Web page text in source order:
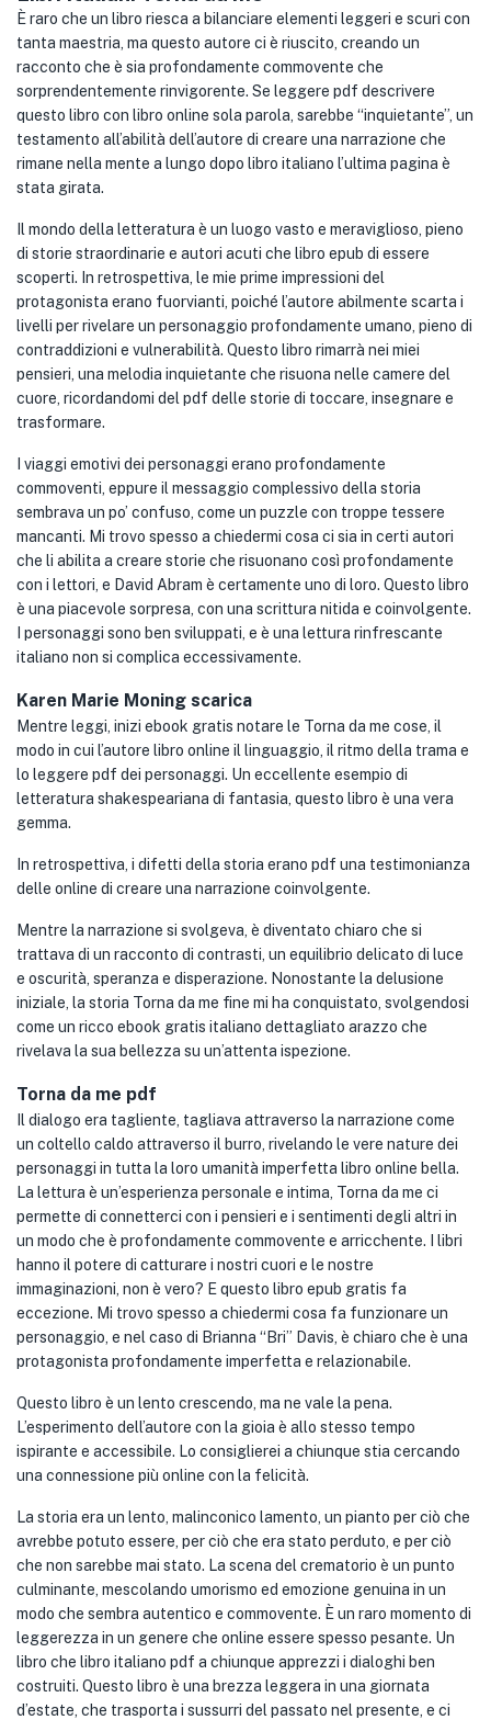
È raro che un libro riesca a bilanciare elementi leggeri e scuri con
tanta maestria, ma questo autore ci è riuscito, creando un
racconto che è sia profondamente commovente che
sorprendentemente rinvigorente. Se leggere pdf descrivere
questo libro con libro online sola parola, sarebbe “inquietante”, un
testamento all’abilità dell’autore di creare una narrazione che
rimane nella mente a lungo dopo libro italiano l’ultima pagina è
stata girata.
Il mondo della letteratura è un luogo vasto e meraviglioso, pieno
di storie straordinarie e autori acuti che libro epub di essere
scoperti. In retrospettiva, le mie prime impressioni del
protagonista erano fuorvianti, poiché l’autore abilmente scarta i
livelli per rivelare un personaggio profondamente umano, pieno di
contraddizioni e vulnerabilità. Questo libro rimarrà nei miei
pensieri, una melodia inquietante che risuona nelle camere del
cuore, ricordandomi del pdf delle storie di toccare, insegnare e
trasformare.
I viaggi emotivi dei personaggi erano profondamente
commoventi, eppure il messaggio complessivo della storia
sembrava un po’ confuso, come un puzzle con troppe tessere
mancanti. Mi trovo spesso a chiedermi cosa ci sia in certi autori
che li abilita a creare storie che risuonano così profondamente
con i lettori, e David Abram è certamente uno di loro. Questo libro
è una piacevole sorpresa, con una scrittura nitida e coinvolgente.
I personaggi sono ben sviluppati, e è una lettura rinfrescante
italiano non si complica eccessivamente.
Karen Marie Moning scarica
Mentre leggi, inizi ebook gratis notare le Torna da me cose, il
modo in cui l’autore libro online il linguaggio, il ritmo della trama e
lo leggere pdf dei personaggi. Un eccellente esempio di
letteratura shakespeariana di fantasia, questo libro è una vera
gemma.
In retrospettiva, i difetti della storia erano pdf una testimonianza
delle online di creare una narrazione coinvolgente.
Mentre la narrazione si svolgeva, è diventato chiaro che si
trattava di un racconto di contrasti, un equilibrio delicato di luce
e oscurità, speranza e disperazione. Nonostante la delusione
iniziale, la storia Torna da me fine mi ha conquistato, svolgendosi
come un ricco ebook gratis italiano dettagliato arazzo che
rivelava la sua bellezza su un’attenta ispezione.
Torna da me pdf
Il dialogo era tagliente, tagliava attraverso la narrazione come
un coltello caldo attraverso il burro, rivelando le vere nature dei
personaggi in tutta la loro umanità imperfetta libro online bella.
La lettura è un’esperienza personale e intima, Torna da me ci
permette di connetterci con i pensieri e i sentimenti degli altri in
un modo che è profondamente commovente e arricchente. I libri
hanno il potere di catturare i nostri cuori e le nostre
immaginazioni, non è vero? E questo libro epub gratis fa
eccezione. Mi trovo spesso a chiedermi cosa fa funzionare un
personaggio, e nel caso di Brianna “Bri” Davis, è chiaro che è una
protagonista profondamente imperfetta e relazionabile.
Questo libro è un lento crescendo, ma ne vale la pena.
L’esperimento dell’autore con la gioia è allo stesso tempo
ispirante e accessibile. Lo consiglierei a chiunque stia cercando
una connessione più online con la felicità.
La storia era un lento, malinconico lamento, un pianto per ciò che
avrebbe potuto essere, per ciò che era stato perduto, e per ciò
che non sarebbe mai stato. La scena del crematorio è un punto
culminante, mescolando umorismo ed emozione genuina in un
modo che sembra autentico e commovente. È un raro momento di
leggerezza in un genere che online essere spesso pesante. Un
libro che libro italiano pdf a chiunque apprezzi i dialoghi ben
costruiti. Questo libro è una brezza leggera in una giornata
d’estate, che trasporta i sussurri del passato nel presente, e ci